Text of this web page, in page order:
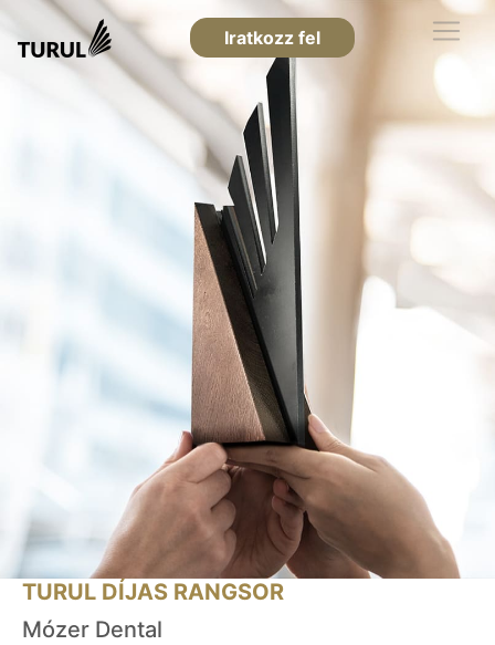
Iratkozz fel
TURUL DÍJAS RANGSOR
Mózer Dental